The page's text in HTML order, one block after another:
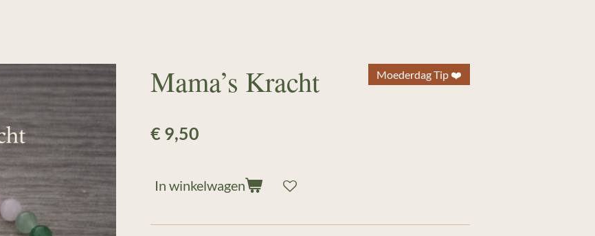
Mama’s Kracht Moederdag Tip ❤️
€ 9,50
In winkelwagen